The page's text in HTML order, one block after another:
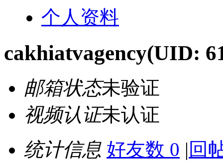
个人资料
cakhiatvagency(UID:
邮箱状态未验证
视频认证未认证
统计信息 好友数 0 | 回